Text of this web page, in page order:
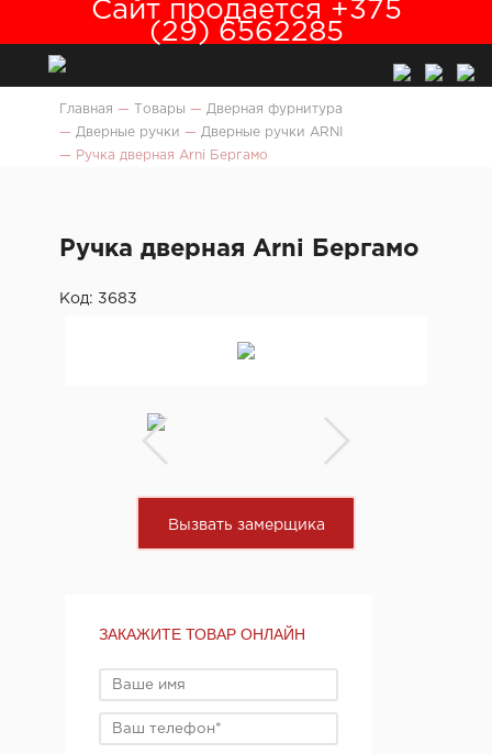
Сайт продается +375
(29) 6562285
Главная — Товары — Дверная фурнитура
— Дверные ручки — Дверные ручки ARNI
—
Ручка дверная Arni Бергамо
Ручка дверная Arni Бергамо
Код: 3683
Вызвать замерщика
ЗАКАЖИТЕ ТОВАР ОНЛАЙН